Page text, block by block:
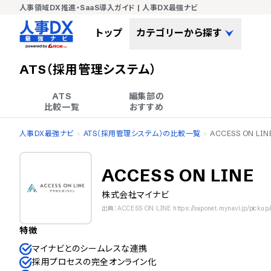
人事領域DX推進・SaaS導入ガイド | 人事DX最強ナビ
トップ カテゴリーから探す
ATS（採用管理システム）
ATS
比較一覧
編集部の
おすすめ
人事DX最強ナビ ATS（採用管理システム）の比較一覧 ACCESS ON
ACCESS ON LINE
株式会社マイナビ
出典：ACCESS ON LINE https://saponet.mynavi.jp/
特徴
マイナビとのシームレスな連携
採用プロセスの完全オンライン化